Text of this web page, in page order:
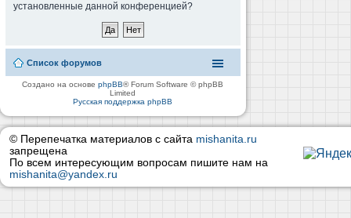
установленные данной конференцией?
Список форумов
Создано на основеphpBB® Forum Software © phpBB
Limited
Русская поддержка phpBB
© Перепечатка материалов с сайта mishanita.ru
запрещена
По всем интересующим вопросам пишите нам на
mishanita@yandex.ru